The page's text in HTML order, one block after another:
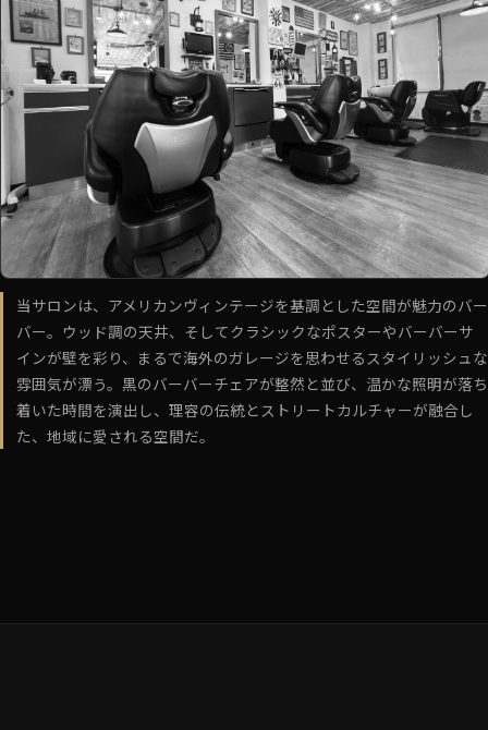
当サロンは、アメリカンヴィンテージを基調とした空間が魅力のバー
バー。ウッド調の天井、そしてクラシックなポスターやバーバーサ
インが壁を彩り、まるで海外のガレージを思わせるスタイリッシュな
雰囲気が漂う。黒のバーバーチェアが整然と並び、温かな照明が落ち
着いた時間を演出し、理容の伝統とストリートカルチャーが融合し
た、地域に愛される空間だ。